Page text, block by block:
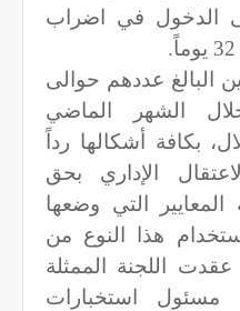
الدخول في اضراب
البالغ عددهم حوالى
خلال الشهر الماضي
بكافة أشكالها رداً
الإداري بحق
المعايير التي وضعها
هذا النوع من
عقدت اللجنة الممثلة
استخبارات